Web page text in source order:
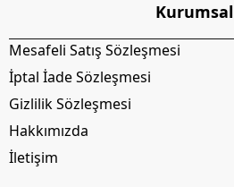
Kurumsal
Mesafeli Satış Sözleşmesi
İptal İade Sözleşmesi
Gizlilik Sözleşmesi
Hakkımızda
İletişim